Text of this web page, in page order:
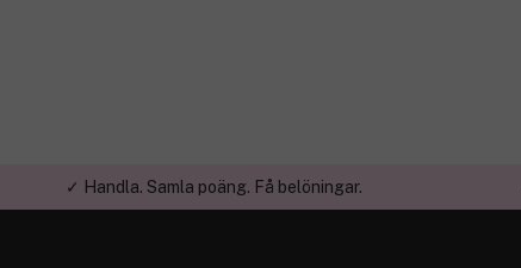
✓ Handla. Samla poäng. Få belöningar.